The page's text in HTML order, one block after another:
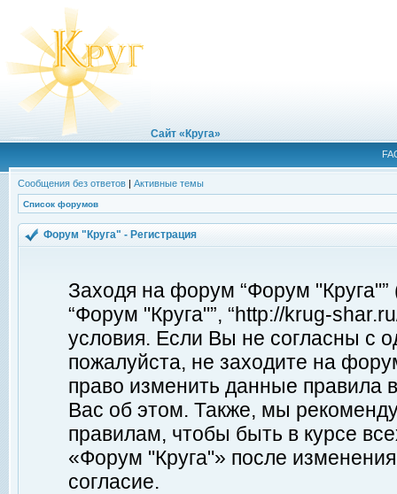
Сайт «Круга»
Сообщения без ответов | Активные темы
Список форумов
Форум "Круга" - Регистрация
Заходя на форум “Форум
“Форум "Круга"”, “http://krug-
условия. Если Вы не согласны с
пожалуйста, не заходите на
право изменить данные правила
Вас об этом. Также, мы
правилам, чтобы быть в курсе
«Форум "Круга"» после
согласие.